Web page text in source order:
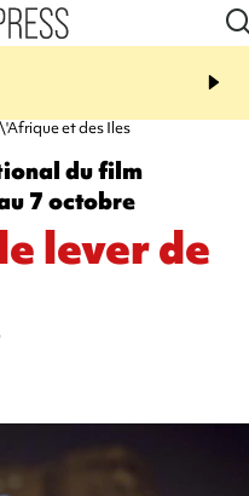
13:09
Des
font cinq morts en
et des Iles
du film
7 octobre
lever de